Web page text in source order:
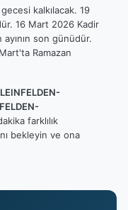
kalkılacak. 19
16 Mart 2026 Kadir
son günüdür.
Ramazan
LEINFELDEN-
farklılık
bekleyin ve ona